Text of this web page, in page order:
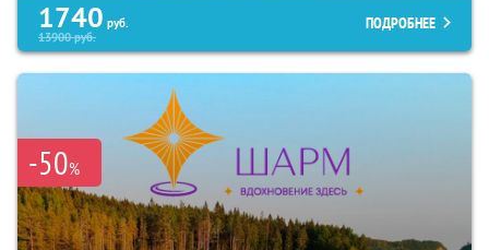
1740 руб.
13900руб.
ПОДРОБНЕЕ
-50%